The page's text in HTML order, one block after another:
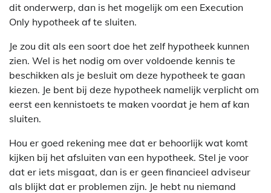
dit onderwerp, dan is het mogelijk om een Execution
Only hypotheek af te sluiten.
Je zou dit als een soort doe het zelf hypotheek kunnen
zien. Wel is het nodig om over voldoende kennis te
beschikken als je besluit om deze hypotheek te gaan
kiezen. Je bent bij deze hypotheek namelijk verplicht om
eerst een kennistoets te maken voordat je hem af kan
sluiten.
Hou er goed rekening mee dat er behoorlijk wat komt
kijken bij het afsluiten van een hypotheek. Stel je voor
dat er iets misgaat, dan is er geen financieel adviseur
als blijkt dat er problemen zijn. Je hebt nu niemand